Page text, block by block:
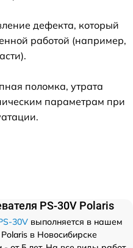
дефекта, который
работой (например,
поломка, утрата
параметрам при
PS-30V Polaris
30V выполняется в нашем
в Новосибирске